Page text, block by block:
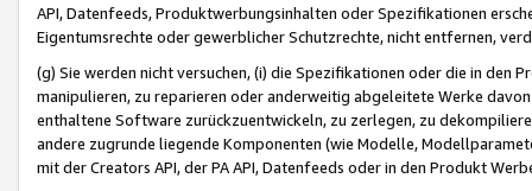
API, Datenfeeds, Produktwerbungsinhalten oder Spezifikationen
Eigentumsrechte oder gewerblicher Schutzrechte, nicht entfernen,
(g) Sie werden nicht versuchen, (i) die Spezifikationen oder die in
manipulieren, zu reparieren oder anderweitig abgeleitete Werke
enthaltene Software zurückzuentwickeln, zu zerlegen, zu
andere zugrunde liegende Komponenten (wie Modelle,
mit der Creators API, der PA API, Datenfeeds oder in den Produkt